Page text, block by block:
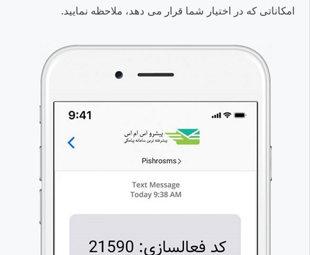
امکاناتی که در اختیار شما قرار می دهد، ملاحظه نمایید.